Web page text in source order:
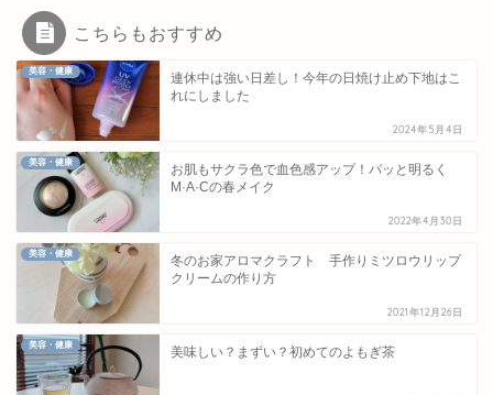
こちらもおすすめ
美容・健康
連休中は強い日差し！今年の日焼け止め下地はこ
れにしました
2024年5月4日
美容・健康
お肌もサクラ色で血色感アップ！パッと明るく
M·A·Cの春メイク
2022年4月30日
美容・健康
冬のお家アロマクラフト 手作りミツロウリップ
クリームの作り方
2021年12月26日
美容・健康 美味しい？まずい？初めてのよもぎ茶